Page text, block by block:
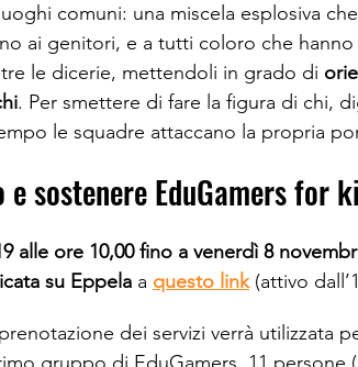
comuni: una miscela esplosiva
ai genitori, e a tutti coloro che
le dicerie, mettendoli in grado di
. Per smettere di fare la figura di chi,
le squadre attaccano la propria
sostenere EduGamers for
alle ore 10,00 fino a venerdì 8
su Eppela a questo link (attivo
dei servizi verrà utilizzata